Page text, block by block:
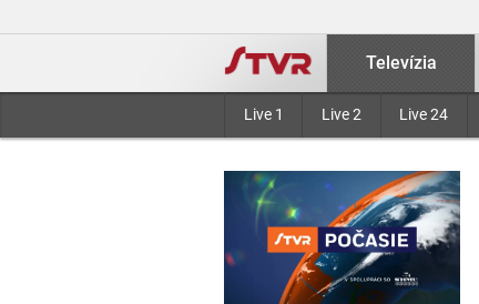
Televízia
Live 1 Live 2 Live 24